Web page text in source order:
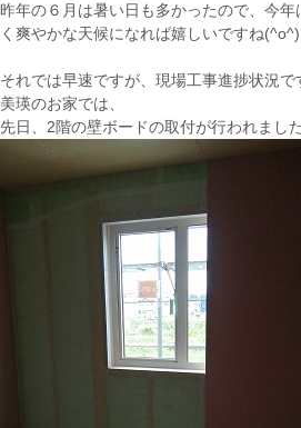
昨年の６月は暑い日も多かったので、今
く爽やかな天候になれば嬉しいですね(^o^)
それでは早速ですが、現場工事進捗状況で
美瑛のお家では、
先日、2階の壁ボードの取付が行われました